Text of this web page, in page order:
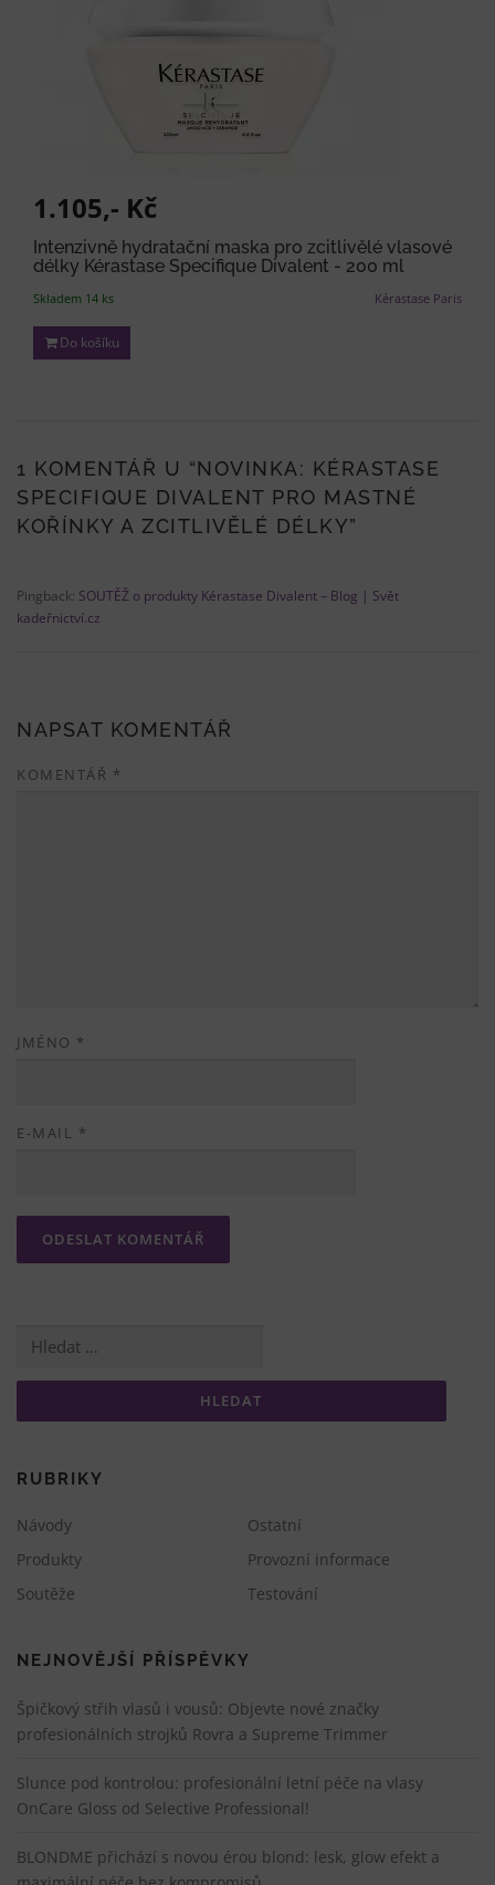
1.105,- Kč
Intenzivně hydratační maska pro zcitlivělé vlasové
délky Kérastase Specifique Divalent - 200 ml
Kérastase Paris
Skladem 14 ks
Do košíku
1 KOMENTÁŘ U “NOVINKA: KÉRASTASE
SPECIFIQUE DIVALENT PRO MASTNÉ
KOŘÍNKY A ZCITLIVĚLÉ DÉLKY”
Pingback: SOUTĚŽ o produkty Kérastase Divalent – Blog | Svět
kadeřnictví.cz
NAPSAT KOMENTÁŘ
KOMENTÁŘ *
JMÉNO *
E-MAIL *
RUBRIKY
Návody
Ostatní
Produkty
Provozní informace
Soutěže
Testování
NEJNOVĚJŠÍ PŘÍSPĚVKY
Špičkový střih vlasů i vousů: Objevte nové značky
profesionálních strojků Rovra a Supreme Trimmer
Slunce pod kontrolou: profesionální letní péče na vlasy
OnCare Gloss od Selective Professional!
BLONDME přichází s novou érou blond: lesk, glow efekt a